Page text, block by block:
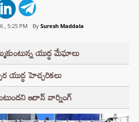
, 5:25 PM By Suresh Maddala
యుద్ధ మేఘాలు
యుద్ధ హెచ్చరికలు
ఇరాన్ వార్నింగ్